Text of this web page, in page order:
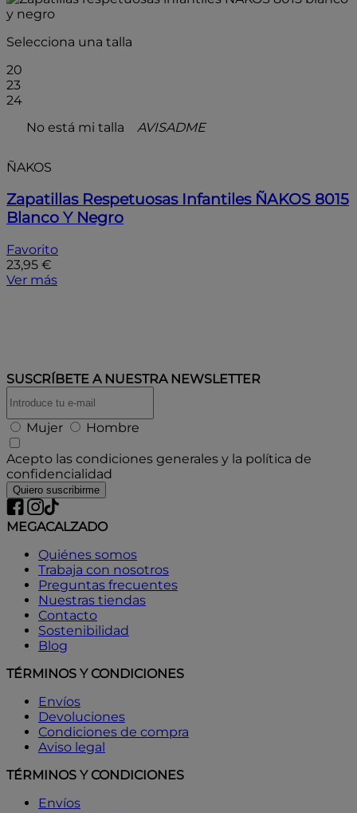
Selecciona una talla
20
23
24
No está mi talla
AVISADME
ÑAKOS
Zapatillas Respetuosas Infantiles ÑAKOS 8015
Blanco Y Negro
Favorito
23,95 €
Ver más
SUSCRÍBETE A NUESTRA NEWSLETTER
Mujer Hombre
Acepto las condiciones generales y la política de
confidencialidad
Quiero suscribirme
MEGACALZADO
Quiénes somos
Trabaja con nosotros
Preguntas frecuentes
Nuestras tiendas
Contacto
Sostenibilidad
Blog
TÉRMINOS Y CONDICIONES
Envíos
Devoluciones
Condiciones de compra
Aviso legal
TÉRMINOS Y CONDICIONES
Envíos